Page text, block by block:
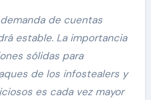
de cuentas
estable. La importancia
sólidas para
de los infostealers y
es cada vez mayor